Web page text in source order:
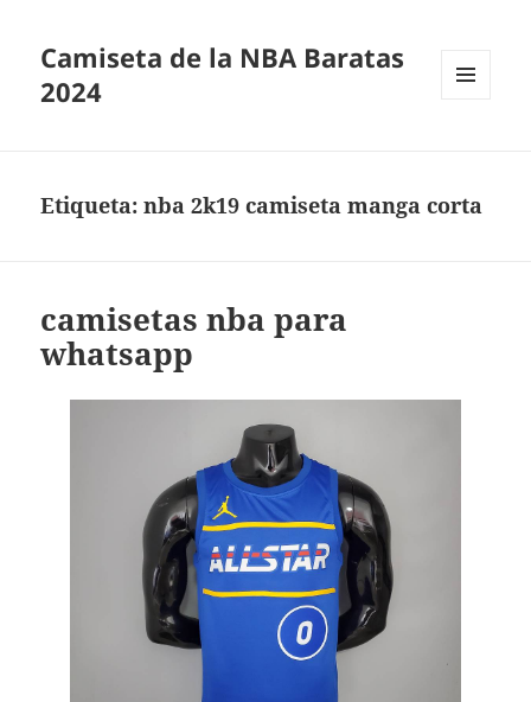
Camiseta de la NBA Baratas
2024
Etiqueta:nba 2k19 camiseta manga corta
camisetas nba para
whatsapp